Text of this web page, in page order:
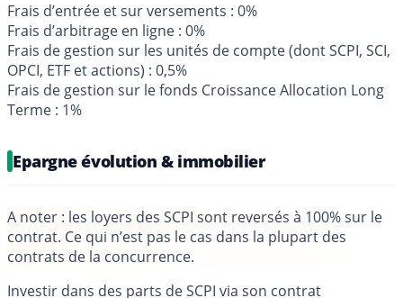
Frais d’entrée et sur versements : 0%
Frais d’arbitrage en ligne : 0%
Frais de gestion sur les unités de compte (dont SCPI, SCI,
OPCI, ETF et actions) : 0,5%
Frais de gestion sur le fonds Croissance Allocation Long
Terme : 1%
Epargne évolution & immobilier
A noter : les loyers des SCPI sont reversés à 100% sur le
contrat. Ce qui n’est pas le cas dans la plupart des
contrats de la concurrence.
Investir dans des parts de SCPI via son contrat